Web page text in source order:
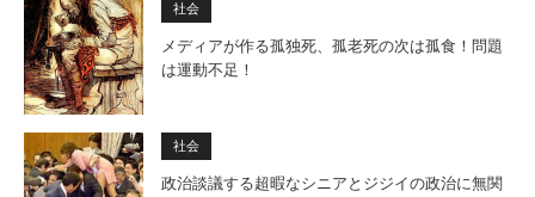
社会
メディアが作る孤独死、孤老死の次は孤食！問題
は運動不足！
社会
政治談議する超暇なシニアとジジイの政治に無関